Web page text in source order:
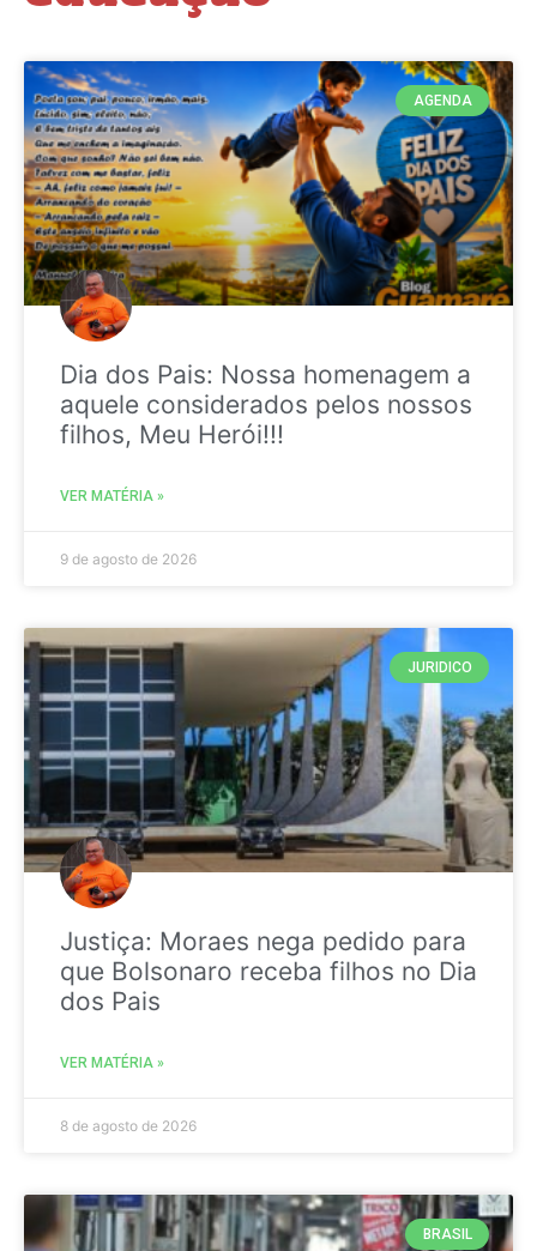
AGENDA
Dia dos Pais: Nossa homenagem a
aquele considerados pelos nossos
filhos, Meu Herói!!!
VER MATÉRIA »
9 de agosto de 2026
JURIDICO
Justiça: Moraes nega pedido para
que Bolsonaro receba filhos no Dia
dos Pais
VER MATÉRIA »
8 de agosto de 2026
BRASIL